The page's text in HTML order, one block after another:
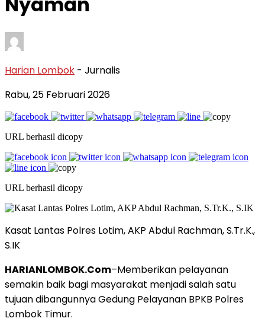
Harian Lombok - Jurnalis
Rabu, 25 Februari 2026
URL berhasil dicopy
URL berhasil dicopy
Kasat Lantas Polres Lotim, AKP Abdul Rachman, S.Tr.K.,
S.IK
HARIANLOMBOK.Com–Memberikan pelayanan
semakin baik bagi masyarakat menjadi salah satu
tujuan dibangunnya Gedung Pelayanan BPKB Polres
Lombok Timur.